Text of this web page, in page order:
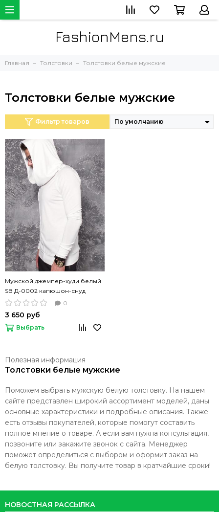
FashionMens.ru
Главная Толстовки Толстовки белые мужские
Толстовки белые мужские
Фильтр товаров
Мужской джемпер-худи белый
SB Д-0002 капюшон-снуд
0
3 650 руб
Выбрать
Полезная информация
Толстовки белые мужские
Поможем выбрать мужскую белую толстовку. На нашем
сайте представлен широкий ассортимент моделей, даны
основные характеристики и подробные описания. Также
есть отзывы покупателей, которые помогут составить
полное мнение о товаре. А если вам нужна консультация,
позвоните или закажите звонок с сайта. Менеджер
поможет определиться с выбором и оформит заказ на
белую толстовку. Вы получите товар в кратчайшие сроки!
НОВОСТНАЯ РАССЫЛКА